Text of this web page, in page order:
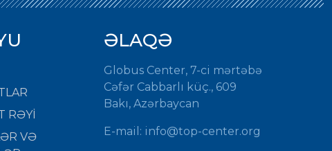
RƏYİ
VƏ
ƏLAQƏ
Globus Center, 7-ci mərtəbə
Cəfər Cabbarlı küç., 609
Bakı, Azərbaycan
E-mail: info@top-center.org